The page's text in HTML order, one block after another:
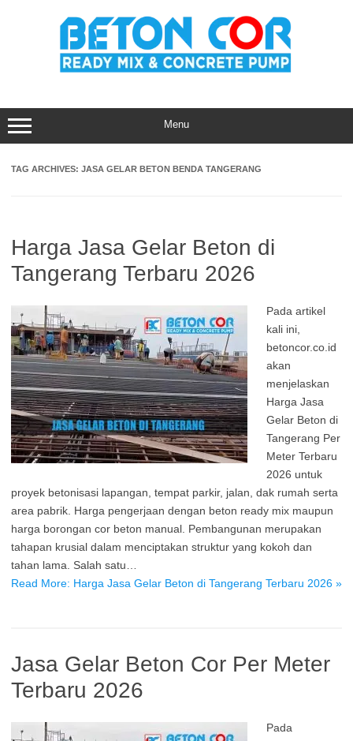
Menu
TAG ARCHIVES: JASA GELAR BETON BENDA TANGERANG
Harga Jasa Gelar Beton di
Tangerang Terbaru 2026
Pada artikel
kali ini,
betoncor.co.id
akan
menjelaskan
Harga Jasa
Gelar Beton di
Tangerang Per
Meter Terbaru
2026 untuk
proyek betonisasi lapangan, tempat parkir, jalan, dak rumah serta
area pabrik. Harga pengerjaan dengan beton ready mix maupun
harga borongan cor beton manual. Pembangunan merupakan
tahapan krusial dalam menciptakan struktur yang kokoh dan
tahan lama. Salah satu…
Read More: Harga Jasa Gelar Beton di Tangerang Terbaru 2026 »
Jasa Gelar Beton Cor Per Meter
Terbaru 2026
Pada